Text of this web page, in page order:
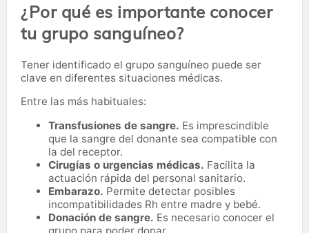
¿Por qué es importante conocer
tu grupo sanguíneo?
Tener identificado el grupo sanguíneo puede ser
clave en diferentes situaciones médicas.
Entre las más habituales:
Transfusiones de sangre. Es imprescindible
que la sangre del donante sea compatible con
la del receptor.
Cirugías o urgencias médicas. Facilita la
actuación rápida del personal sanitario.
Embarazo. Permite detectar posibles
incompatibilidades Rh entre madre y bebé.
Donación de sangre. Es necesario conocer el